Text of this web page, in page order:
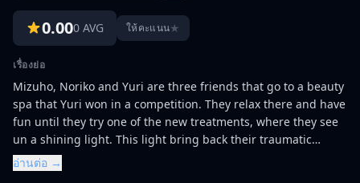
0.000 AVG ให้คะแนน★
เรื่องย่อ
Mizuho, Noriko and Yuri are three friends that go to a beauty
spa that Yuri won in a competition. They relax there and have
fun until they try one of the new treatments, where they see
un a shining light. This light bring back their traumatic
memories such as rapes of squads and sexual abuse in
childhood.
อ่านต่อ →